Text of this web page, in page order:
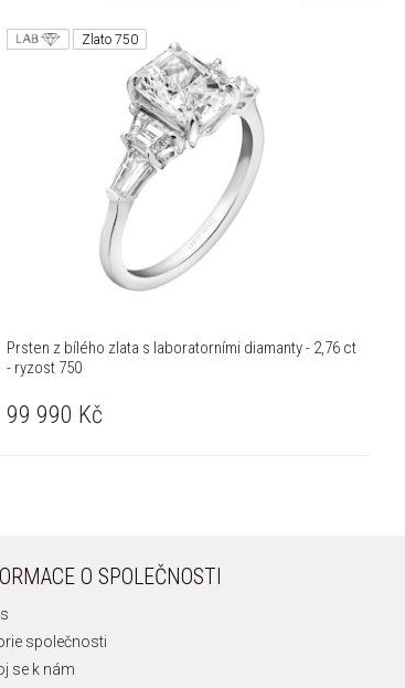
Zlato 750
Prsten z bílého zlata s laboratorními diamanty - 2,76 ct
- ryzost 750
99 990 Kč
O SPOLEČNOSTI
společnosti
se k nám